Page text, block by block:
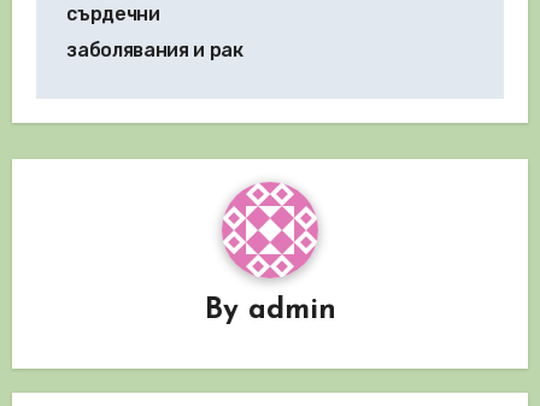
сърдечни
заболявания и рак
By admin